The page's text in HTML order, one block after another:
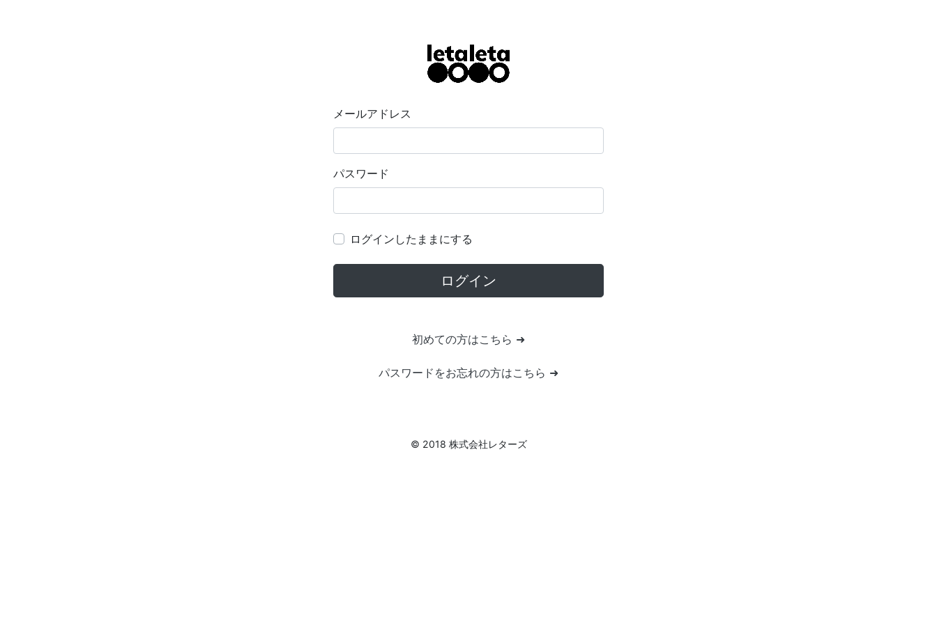
メールアドレス
パスワード
ログインしたままにする
ログイン
初めての方はこちら ➜
パスワードをお忘れの方はこちら ➜
© 2018 株式会社レターズ